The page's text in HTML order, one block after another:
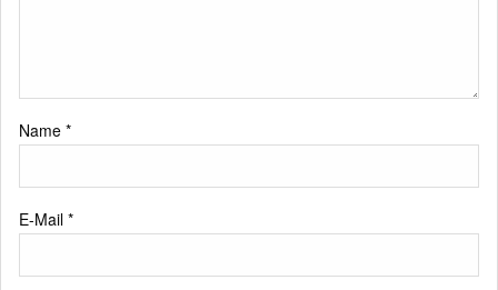
Name *
E-Mail *